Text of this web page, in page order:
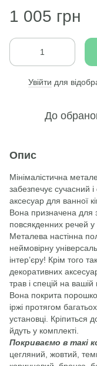
1 005 грн
Увійти для
До
Опис
Мінімалістична
забезпечує сучасний
аксесуар для ванної
Вона призначена для
повсякденних речей у
Металева настінна
неймовірну
інтер’єру! Крім того
декоративних
трав і спецій на вашій
Вона покрита
іржі протягом
установці. Кріпиться
йдуть у комплекті.
Покриваємо в такі
цегляний, жовтий,